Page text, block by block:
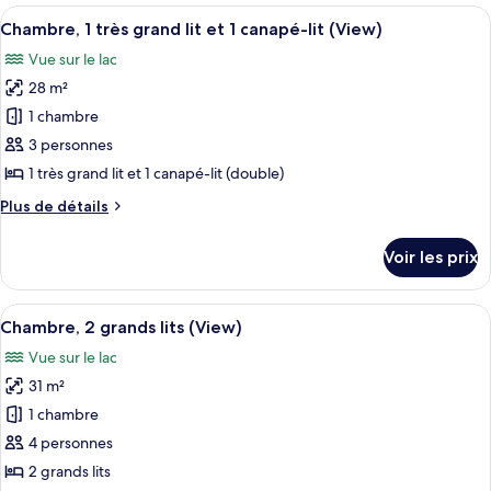
grands
lits
type
de
Chambre,
2
grands
lits
Afficher
toutes
les
photos
pour
ce
type
chambre :
très
grand
et
1
canapé-
lit
(View)
Une chambre d’hôtel avec un
5
Chambre, 1 très grand lit et 1 canapé-lit (View)
Vue sur le lac
28 m²
1 chambre
3 personnes
1 très grand lit et 1 canapé-lit (double)
Plus de détails
Plus
le
type
de
Chambre,
très
grand
lit
et
Voir les prix
Afficher
toutes
les
photos
pour
ce
type
Une chambre d’hôtel avec deux
7
Chambre, 2 grands lits (View)
Vue sur le lac
31 m²
1 chambre
4 personnes
2 grands lits